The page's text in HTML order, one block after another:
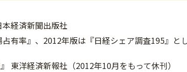
本経済新聞出版社
有率』、2012年版は『日経シェア調査195』と
東洋経済新報社（2012年10月をもって休刊）